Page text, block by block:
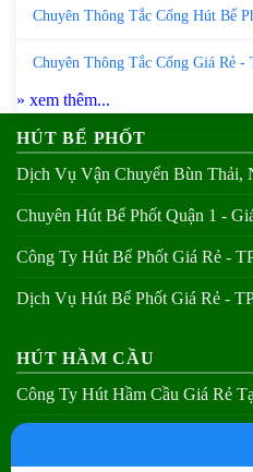
Chuyên Thông Tắc Cống Hút Bể
Chuyên Thông Tắc Cống Giá Rẻ -
» xem thêm...
HÚT BỂ PHỐT
Dịch Vụ Vận Chuyển Bùn Thải,
Chuyên Hút Bể Phốt Quận 1 -
Công Ty Hút Bể Phốt Giá Rẻ -
Dịch Vụ Hút Bể Phốt Giá Rẻ -
HÚT HẦM CẦU
Công Ty Hút Hầm Cầu Giá Rẻ